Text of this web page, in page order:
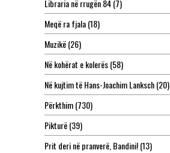
Libraria në rrugën 84(7)
Meqë ra fjala(18)
Muzikë(26)
Në kohërat e kolerës(58)
Në kujtim të Hans-Joachim Lanksch(20)
Përkthim(730)
Pikturë(39)
Prit deri në pranverë, Bandini!(13)